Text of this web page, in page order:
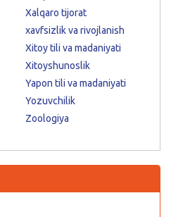
Xalqaro tijorat
xavfsizlik va rivojlanish
Xitoy tili va madaniyati
Xitoyshunoslik
Yapon tili va madaniyati
Yozuvchilik
Zoologiya